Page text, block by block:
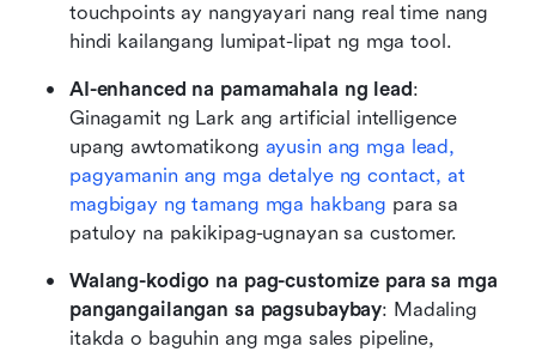
touchpoints ay nangyayari nang real time nang
hindi kailangang lumipat-lipat ng mga tool.
AI-enhanced na pamamahala ng lead:
Ginagamit ng Lark ang artificial intelligence
upang awtomatikong ayusin ang mga lead,
pagyamanin ang mga detalye ng contact, at
magbigay ng tamang mga hakbang para sa
patuloy na pakikipag-ugnayan sa customer.
Walang-kodigo na pag-customize para sa mga
pangangailangan sa pagsubaybay: Madaling
itakda o baguhin ang mga sales pipeline,